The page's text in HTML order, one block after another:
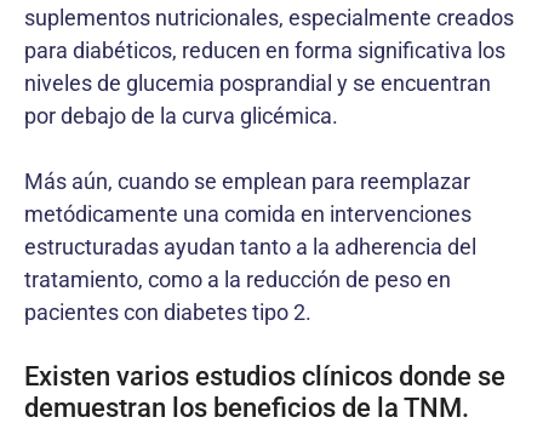
suplementos nutricionales, especialmente creados
para diabéticos, reducen en forma significativa los
niveles de glucemia posprandial y se encuentran
por debajo de la curva glicémica.
Más aún, cuando se emplean para reemplazar
metódicamente una comida en intervenciones
estructuradas ayudan tanto a la adherencia del
tratamiento, como a la reducción de peso en
pacientes con diabetes tipo 2.
Existen varios estudios clínicos donde se
demuestran los beneficios de la TNM.